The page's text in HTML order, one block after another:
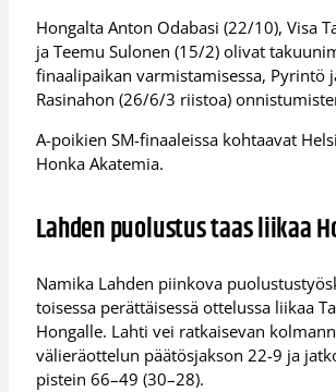
Hongalta Anton Odabasi (22/10), Visa
ja Teemu Sulonen (15/2) olivat
finaalipaikan varmistamisessa, Pyrintö
Rasinahon (26/6/3 riistoa)
A-poikien SM-finaaleissa kohtaavat
Honka Akatemia.
Lahden puolustus taas liikaa
Namika Lahden piinkova
toisessa perättäisessä ottelussa liikaa
Hongalle. Lahti vei ratkaisevan
välieräottelun päätösjakson 22-9 ja
pistein 66–49 (30–28).